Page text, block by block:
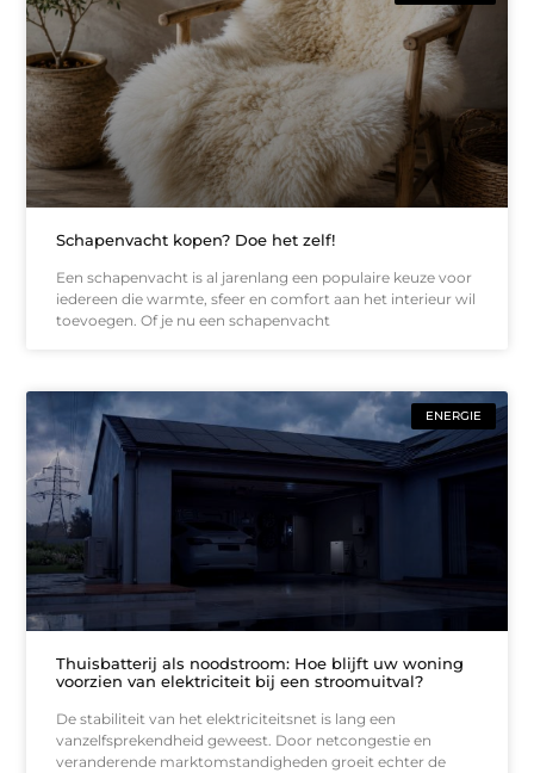
Schapenvacht kopen? Doe het zelf!
Een schapenvacht is al jarenlang een populaire keuze voor
iedereen die warmte, sfeer en comfort aan het interieur wil
toevoegen. Of je nu een schapenvacht
ENERGIE
Thuisbatterij als noodstroom: Hoe blijft uw woning
voorzien van elektriciteit bij een stroomuitval?
De stabiliteit van het elektriciteitsnet is lang een
vanzelfsprekendheid geweest. Door netcongestie en
veranderende marktomstandigheden groeit echter de